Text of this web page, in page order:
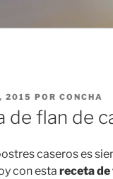
2015 POR CONCHA
de flan de
caseros es
con esta receta de